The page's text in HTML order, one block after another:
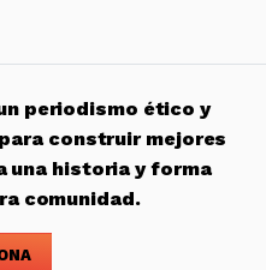
periodismo ético y
construir mejores
una historia y forma
comunidad.